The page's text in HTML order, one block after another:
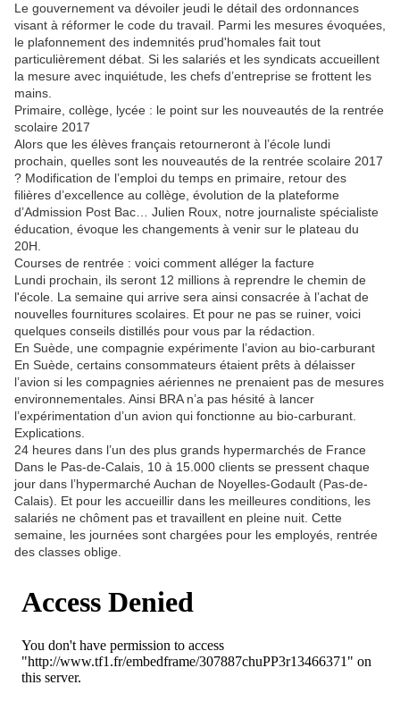
Le gouvernement va dévoiler jeudi le détail des ordonnances
visant à réformer le code du travail. Parmi les mesures évoquées,
le plafonnement des indemnités prud'homales fait tout
particulièrement débat. Si les salariés et les syndicats accueillent
la mesure avec inquiétude, les chefs d’entreprise se frottent les
mains.
Primaire, collège, lycée : le point sur les nouveautés de la rentrée
scolaire 2017
Alors que les élèves français retourneront à l’école lundi
prochain, quelles sont les nouveautés de la rentrée scolaire 2017
? Modification de l’emploi du temps en primaire, retour des
filières d’excellence au collège, évolution de la plateforme
d’Admission Post Bac… Julien Roux, notre journaliste spécialiste
éducation, évoque les changements à venir sur le plateau du
20H.
Courses de rentrée : voici comment alléger la facture
Lundi prochain, ils seront 12 millions à reprendre le chemin de
l'école. La semaine qui arrive sera ainsi consacrée à l’achat de
nouvelles fournitures scolaires. Et pour ne pas se ruiner, voici
quelques conseils distillés pour vous par la rédaction.
En Suède, une compagnie expérimente l’avion au bio-carburant
En Suède, certains consommateurs étaient prêts à délaisser
l’avion si les compagnies aériennes ne prenaient pas de mesures
environnementales. Ainsi BRA n’a pas hésité à lancer
l’expérimentation d’un avion qui fonctionne au bio-carburant.
Explications.
24 heures dans l’un des plus grands hypermarchés de France
Dans le Pas-de-Calais, 10 à 15.000 clients se pressent chaque
jour dans l’hypermarché Auchan de Noyelles-Godault (Pas-de-
Calais). Et pour les accueillir dans les meilleures conditions, les
salariés ne chôment pas et travaillent en pleine nuit. Cette
semaine, les journées sont chargées pour les employés, rentrée
des classes oblige.